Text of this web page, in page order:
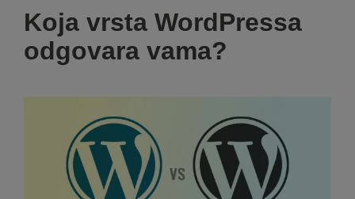
Koja vrsta WordPressa
odgovara vama?